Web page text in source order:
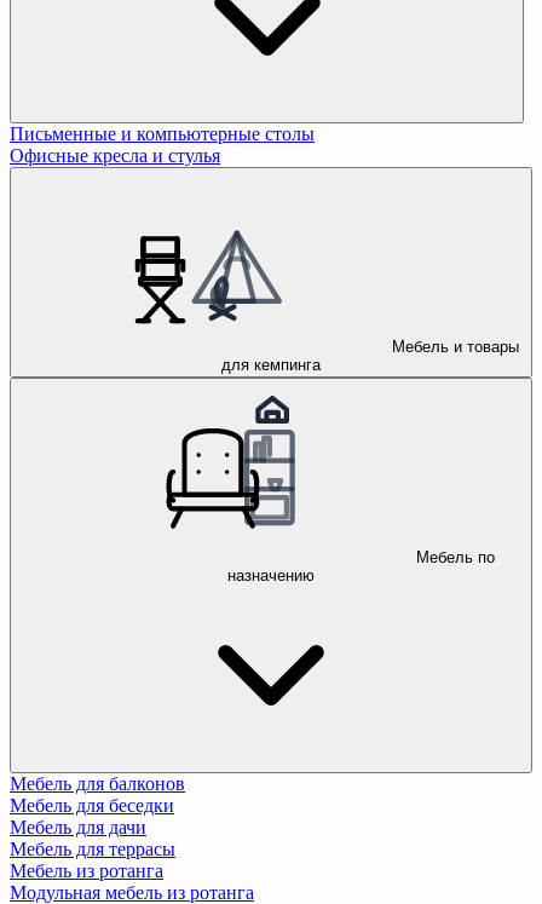
Письменные и компьютерные столы
Офисные кресла и стулья
Мебель и товары
для кемпинга
Мебель по
назначению
Мебель для балконов
Мебель для беседки
Мебель для дачи
Мебель для террасы
Мебель из ротанга
Модульная мебель из ротанга